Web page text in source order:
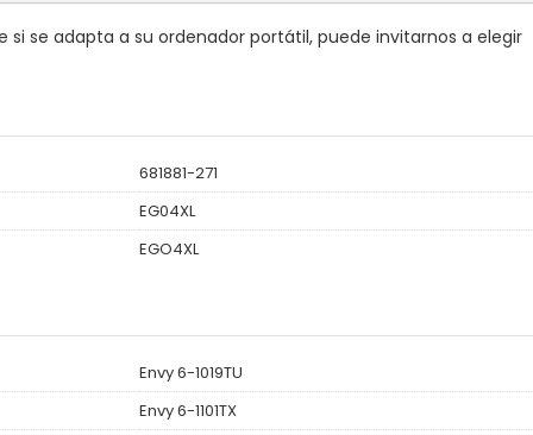
se adapta a su ordenador portátil, puede invitarnos a elegir
681881-271
EG04XL
EGO4XL
Envy 6-1019TU
Envy 6-1101TX